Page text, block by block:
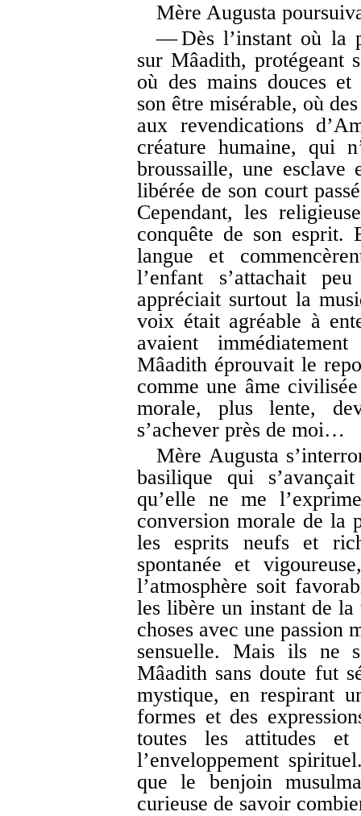
Mère Augusta
— Dès l’instant où la
sur Mâadith, protégeant
où des mains douces et
son être misérable, où
aux revendications
créature humaine, qui
broussaille, une esclave
libérée de son court
Cependant, les
conquête de son esprit.
langue et
l’enfant s’attachait
appréciait surtout la
voix était agréable à
avaient
Mâadith éprouvait le
comme une âme
morale, plus lente,
s’achever près de moi…
Mère Augusta
basilique qui
qu’elle ne me
conversion morale de la
les esprits neufs et
spontanée et
l’atmosphère soit
les libère un instant de la
choses avec une passion
sensuelle. Mais ils ne
Mâadith sans doute fut
mystique, en respirant
formes et des
toutes les attitudes
l’enveloppement
que le benjoin
curieuse de savoir